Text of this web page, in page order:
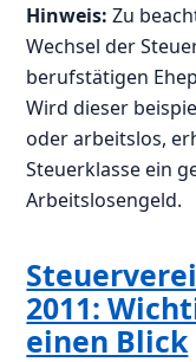
Hinweis:Zu
Wechsel der
berufstätigen
Wird dieser
oder arbeitslos,
Steuerklasse ein
Arbeitslosengeld.
2011:
einen Blick